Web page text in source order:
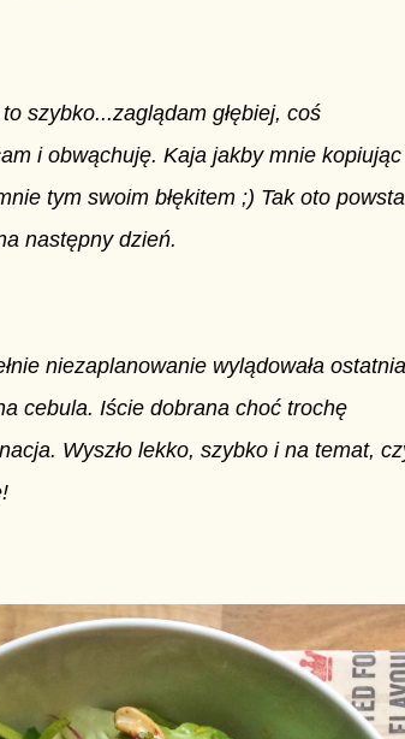
szybko...zaglądam głębiej, coś
i obwąchuję. Kaja jakby mnie
tym swoim błękitem ;) Tak oto
następny dzień.
niezaplanowanie wylądowała ostatnia
cebula. Iście dobrana choć trochę
Wyszło lekko, szybko i na temat,